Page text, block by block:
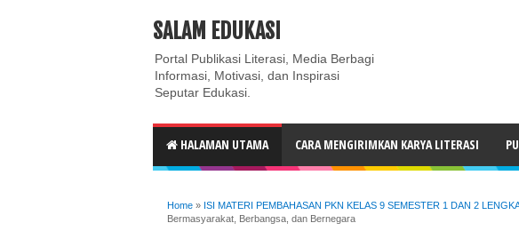
ABOUT CONTACT US
SALAM EDUKASI
Portal Publikasi Literasi, Media Berbagi
Informasi, Motivasi, dan Inspirasi
Seputar Edukasi.
HALAMAN UTAMA CARA MENGIRIMKAN KARYA LITERASI
Home » ISI MATERI PEMBAHASAN PKN KELAS 9 SEMESTER 1 DAN 2
Bermasyarakat, Berbangsa, dan Bernegara